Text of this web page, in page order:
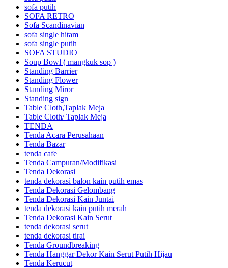
sofa putih
SOFA RETRO
Sofa Scandinavian
sofa single hitam
sofa single putih
SOFA STUDIO
Soup Bowl ( mangkuk sop )
Standing Barrier
Standing Flower
Standing Miror
Standing sign
Table Cloth,Taplak Meja
Table Cloth/ Taplak Meja
TENDA
Tenda Acara Perusahaan
Tenda Bazar
tenda cafe
Tenda Campuran/Modifikasi
Tenda Dekorasi
tenda dekorasi balon kain putih emas
Tenda Dekorasi Gelombang
Tenda Dekorasi Kain Juntai
tenda dekorasi kain putih merah
Tenda Dekorasi Kain Serut
tenda dekorasi serut
tenda dekorasi tirai
Tenda Groundbreaking
Tenda Hanggar Dekor Kain Serut Putih Hijau
Tenda Kerucut